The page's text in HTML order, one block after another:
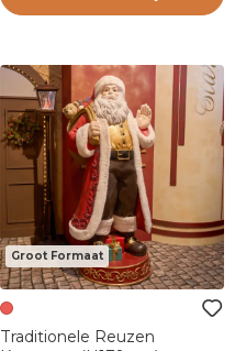
Groot Formaat
Traditionele Reuzen